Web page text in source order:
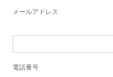
メールアドレス
電話番号